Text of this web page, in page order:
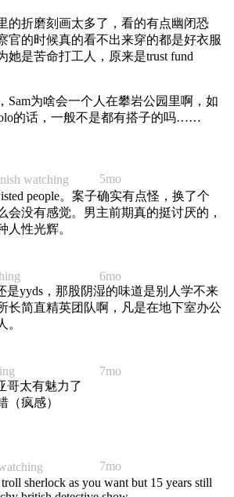
的折磨刻画太多了，看的有点幽闭恐
官的时候真的看不出来穿的都是好衣服
她是苦命打工人，原来是trust fund
Sam为啥会一个人在攀岩公园里啊，如
的话，一般不是都有搭子的吗……
还有一些叙事诡计，总的来讲有成为很
期待～
5mo
watching
people。案子确实有点怪，换了个
会没有感觉。男主前期真的挺讨厌的，
人性光辉。
6mo
是yyds，那股阴湿的味道是别人学不来
长简直精英团队啊，凡是在地下室办公
。
7mo
哥太有魅力了
（疯感）
7mo
sherlock as you want but 15 years still